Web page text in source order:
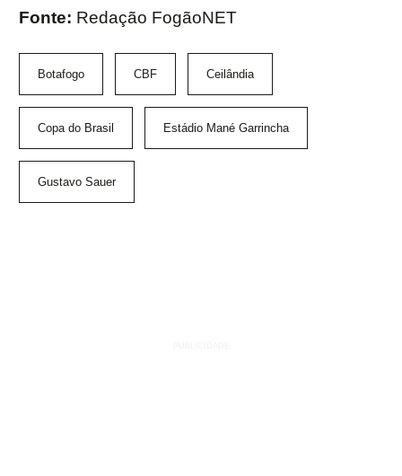
Fonte: Redação FogãoNET
Botafogo CBF Ceilândia
Copa do Brasil Estádio Mané Garrincha
Gustavo Sauer